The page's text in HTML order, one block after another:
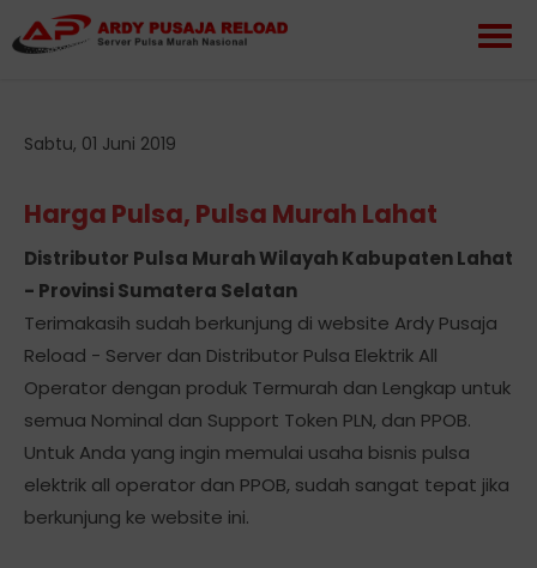
Sabtu, 01 Juni 2019
Harga Pulsa, Pulsa Murah Lahat
Distributor Pulsa Murah Wilayah Kabupaten Lahat
- Provinsi Sumatera Selatan
Terimakasih sudah berkunjung di website Ardy Pusaja
Reload - Server dan Distributor Pulsa Elektrik All
Operator dengan produk Termurah dan Lengkap untuk
semua Nominal dan Support Token PLN, dan PPOB.
Untuk Anda yang ingin memulai usaha bisnis pulsa
elektrik all operator dan PPOB, sudah sangat tepat jika
berkunjung ke website ini.